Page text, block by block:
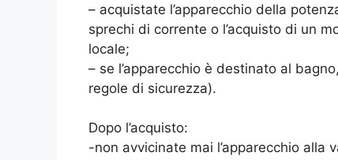
– acquistate l’apparecchio della
sprechi di corrente o l’acquisto di un
locale;
– se l’apparecchio è destinato al
regole di sicurezza).
Dopo l’acquisto:
-non avvicinate mai l’apparecchio alla